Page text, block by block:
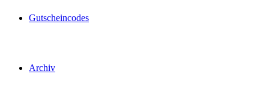
Gutscheincodes
Archiv